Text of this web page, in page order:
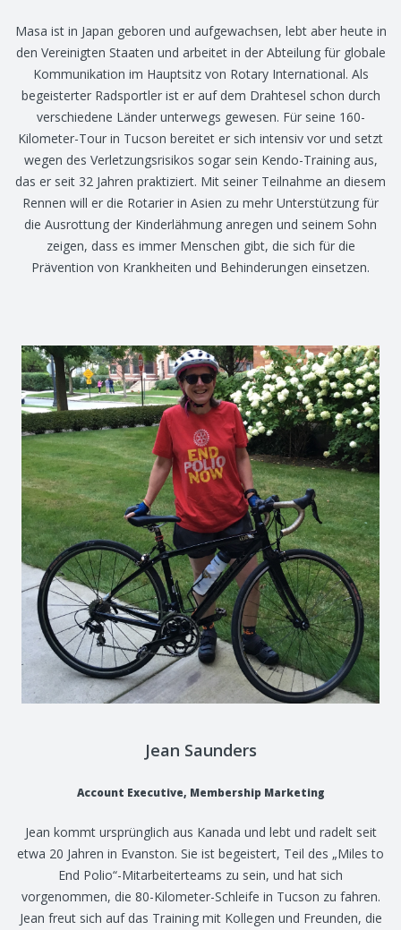
Masa ist in Japan geboren und aufgewachsen, lebt aber heute in
den Vereinigten Staaten und arbeitet in der Abteilung für globale
Kommunikation im Hauptsitz von Rotary International. Als
begeisterter Radsportler ist er auf dem Drahtesel schon durch
verschiedene Länder unterwegs gewesen. Für seine 160-
Kilometer-Tour in Tucson bereitet er sich intensiv vor und setzt
wegen des Verletzungsrisikos sogar sein Kendo-Training aus,
das er seit 32 Jahren praktiziert. Mit seiner Teilnahme an diesem
Rennen will er die Rotarier in Asien zu mehr Unterstützung für
die Ausrottung der Kinderlähmung anregen und seinem Sohn
zeigen, dass es immer Menschen gibt, die sich für die
Prävention von Krankheiten und Behinderungen einsetzen.
Jean Saunders
Account Executive, Membership Marketing
Jean kommt ursprünglich aus Kanada und lebt und radelt seit
etwa 20 Jahren in Evanston. Sie ist begeistert, Teil des „Miles to
End Polio“-Mitarbeiterteams zu sein, und hat sich
vorgenommen, die 80-Kilometer-Schleife in Tucson zu fahren.
Jean freut sich auf das Training mit Kollegen und Freunden, die